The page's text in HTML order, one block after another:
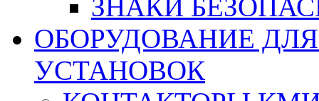
ЗНАКИ
ОБОРУДОВАНИЕ
УСТАНОВОК